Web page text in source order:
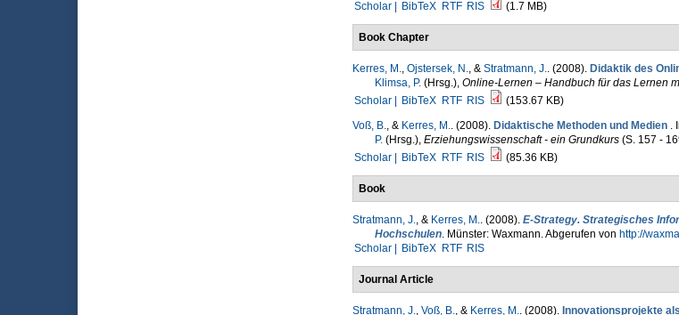
Scholar |
BibTeX RTF RIS (1.7 MB)
Book Chapter
Kerres, M., Ojstersek, N., & Stratmann, J.. (2008). Didaktik des
Klimsa, P.(Hrsg.), Online-Lernen – Handbuch für das Lernen
Scholar |
BibTeX RTF RIS
(153.67 KB)
Voß, B., & Kerres, M.. (2008). Didaktische Methoden und Medien .
P.(Hrsg.), Erziehungswissenschaft - ein Grundkurs(S. 157 -
Scholar |
BibTeX RTF RIS (85.36 KB)
Book
Stratmann, J., & Kerres, M.. (2008). E-Strategy. Strategisches
Hochschulen. Münster: Waxmann. Abgerufen von http://
Scholar |
BibTeX RTF RIS
Journal Article
Stratmann, J., Voß, B., & Kerres, M.. (2008). Innovationsprojekte